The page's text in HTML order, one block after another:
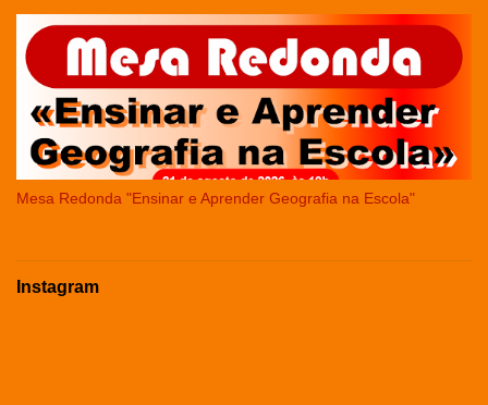
Mesa Redonda "Ensinar e Aprender Geografia na Escola"
Instagram